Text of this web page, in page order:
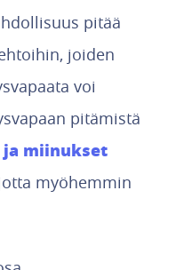
pitää
joiden
voi
pitämistä
miinukset
myöhemmin